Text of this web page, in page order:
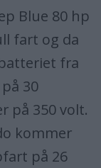
Blue 80 hp
fart og da
fra
30
på 350 volt.
kommer
på 26